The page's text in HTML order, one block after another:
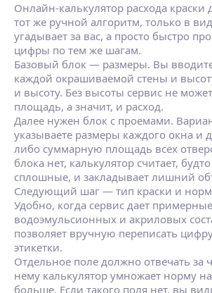
Онлайн‑калькулятор расхода краски
тот же ручной алгоритм, только в
угадывает за вас, а просто быстро
цифры по тем же шагам.
Базовый блок — размеры. Вы
каждой окрашиваемой стены и
и высоту. Без высоты сервис не
площадь, а значит, и расход.
Далее нужен блок с проемами.
указываете размеры каждого окна и
либо суммарную площадь всех
блока нет, калькулятор считает,
сплошные, и закладывает лишний
Следующий шаг — тип краски и
Удобно, когда сервис дает
водоэмульсионных и акриловых
позволяет вручную переписать
этикетки.
Отдельное поле должно отвечать за
нему калькулятор умножает норму
больше. Если такого поля нет, вы